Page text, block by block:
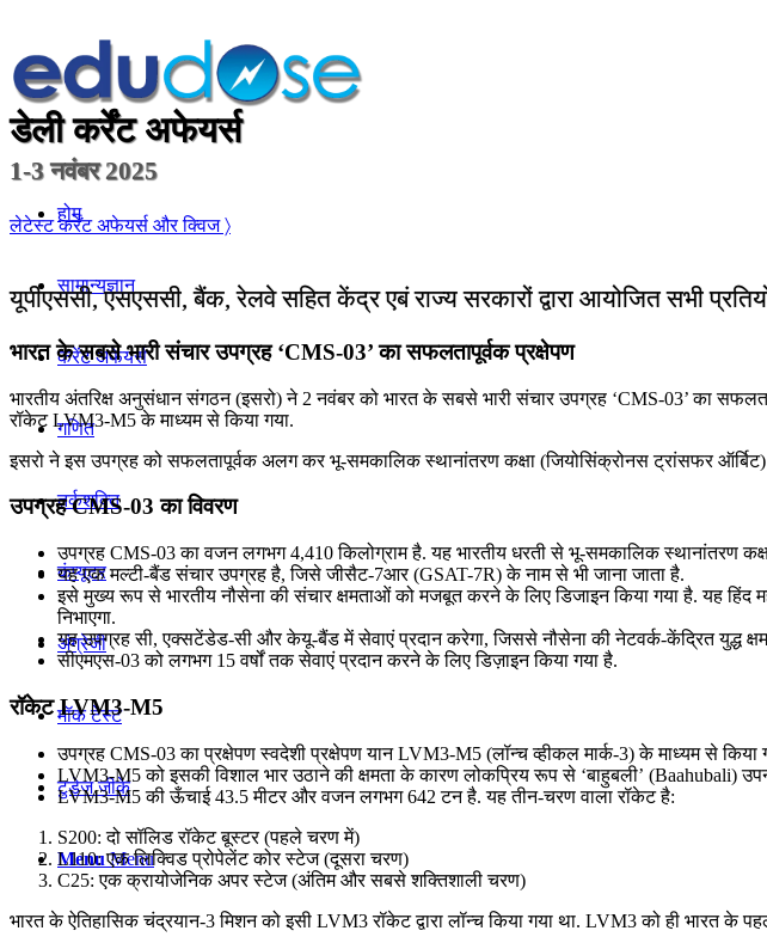
होम
सामान्यज्ञान
करेंट अफेयर्स
गणित
तर्कशक्ति
कंप्यूटर
अंग्रेजी
मॉक टेस्ट
टुडेज जीके
Menu Menu
डेली कर्रेंट अफेयर्स
1-3 नवंबर 2025
लेटेस्ट कर्रेंट अफेयर्स और क्विज 〉
यूपीएससी, एसएससी, बैंक, रेलवे सहित केंद्र एबं राज्य सरकारों द्वारा आयोजित सभी
भारत के सबसे भारी संचार उपग्रह ‘CMS-03’ का सफलतापूर्वक प्रक्षेपण
भारतीय अंतरिक्ष अनुसंधान संगठन (इसरो) ने 2 नवंबर को भारत के सबसे भारी संचार उपग्रह ‘CMS-03’ का
रॉकेट LVM3-M5 के माध्यम से किया गया.
इसरो ने इस उपग्रह को सफलतापूर्वक अलग कर भू-समकालिक स्थानांतरण कक्षा (जियोसिंक्रोनस ट्रांसफर ऑर्बिट)
उपग्रह CMS-03 का विवरण
उपग्रह CMS-03 का वजन लगभग 4,410 किलोग्राम है. यह भारतीय धरती से भू-समकालिक स्थानांतरण
यह एक मल्टी-बैंड संचार उपग्रह है, जिसे जीसैट-7आर (GSAT-7R) के नाम से भी जाना जाता है.
इसे मुख्य रूप से भारतीय नौसेना की संचार क्षमताओं को मजबूत करने के लिए डिजाइन किया गया है. यह हिंद
निभाएगा.
यह उपग्रह सी, एक्सटेंडेड-सी और केयू-बैंड में सेवाएं प्रदान करेगा, जिससे नौसेना की नेटवर्क-केंद्रित युद्ध
सीएमएस-03 को लगभग 15 वर्षों तक सेवाएं प्रदान करने के लिए डिज़ाइन किया गया है.
रॉकेट LVM3-M5
उपग्रह CMS-03 का प्रक्षेपण स्वदेशी प्रक्षेपण यान LVM3-M5 (लॉन्च व्हीकल मार्क-3) के माध्यम से
LVM3-M5 को इसकी विशाल भार उठाने की क्षमता के कारण लोकप्रिय रूप से ‘बाहुबली’ (Baahubali)
LVM3-M5 की ऊँचाई 43.5 मीटर और वजन लगभग 642 टन है. यह तीन-चरण वाला रॉकेट है:
S200: दो सॉलिड रॉकेट बूस्टर (पहले चरण में)
L110: एक लिक्विड प्रोपेलेंट कोर स्टेज (दूसरा चरण)
C25: एक क्रायोजेनिक अपर स्टेज (अंतिम और सबसे शक्तिशाली चरण)
भारत के ऐतिहासिक चंद्रयान-3 मिशन को इसी LVM3 रॉकेट द्वारा लॉन्च किया गया था. LVM3 को ही भारत के